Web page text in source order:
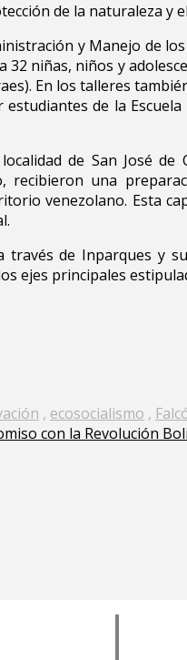
de la naturaleza y
y Manejo de
niñas, niños y
En los talleres
de la
de San José
una
venezolano. Esta
través de Inparques y
ejes principales
, ecosocialismo ,
con la Revolución